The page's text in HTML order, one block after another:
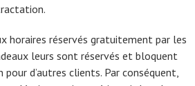
horaires réservés gratuitement par les
leurs sont réservés et bloquent
d’autres clients. Par conséquent,